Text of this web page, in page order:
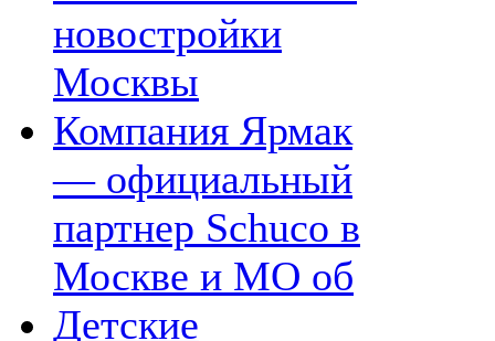
новостройки
Москвы
Компания Ярмак
— официальный
партнер Schuco в
Москве и МО об
Детские